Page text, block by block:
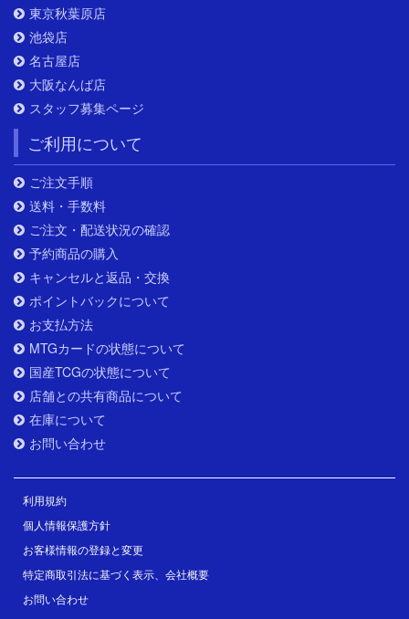
東京秋葉原店
池袋店
名古屋店
大阪なんば店
スタッフ募集ページ
ご利用について
ご注文手順
送料・手数料
ご注文・配送状況の確認
予約商品の購入
キャンセルと返品・交換
ポイントバックについて
お支払方法
MTGカードの状態について
国産TCGの状態について
店舗との共有商品について
在庫について
お問い合わせ
利用規約
個人情報保護方針
お客様情報の登録と変更
特定商取引法に基づく表示、会社概要
お問い合わせ